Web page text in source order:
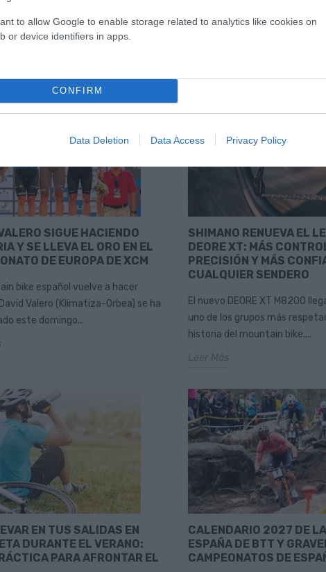
to allow Google to enable storage related to analytics like cookies on
or device identifiers in apps.
CONFIRM
Data Deletion Data Access Privacy Policy
SIGUE HACIENDO
Y SE LLEVA EL ORO EN EL
DE EUROPA DE XCM
bike español vuelve a hacer
Valero (Klimatiza-Orbea) se ha
este domingo...
SHIMANO RENUEVA EL
DEORE XT: MÁS
PRECISIÓN Y MÁS
CUALQUIER SENDERO
El nuevo DEORE XT M8200
uno de los grupos más
historia del mountain bike,...
Leer Más
EN TUS SALIDAS EN
DURANTE EL VERANO:
PARA AFRONTAR EL
CALENDARIO 2027 DE
ESPAÑA DE BTT Y
CAMPEONATOS DE